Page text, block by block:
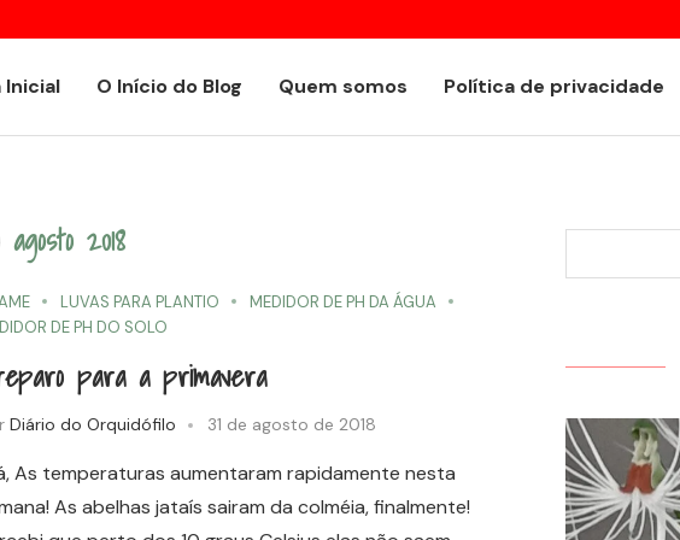
Inicial O Início do Blog Quem somos Política de privacidade
agosto 2018
LUVAS PARA PLANTIO
MEDIDOR DE PH DA ÁGUA
DE PH DO SOLO
para a primavera
Diário do Orquidófilo 31 de agosto de 2018
As temperaturas aumentaram rapidamente nesta
As abelhas jataís sairam da colméia, finalmente!